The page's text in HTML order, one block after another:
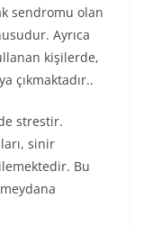
sendromu olan
Ayrıca
kişilerde,
çıkmaktadır..
strestir.
sinir
Bu